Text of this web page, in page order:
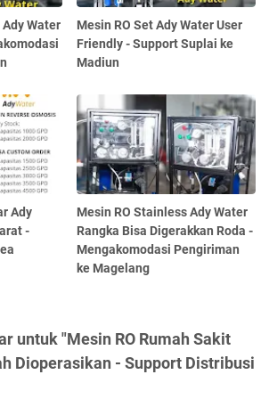
Ady Water
Mesin RO Set Ady Water User
Friendly - Support Suplai ke
Madiun
Ady
-
Mesin RO Stainless Ady Water
Rangka Bisa Digerakkan Roda -
Mengakomodasi Pengiriman
ke Magelang
untuk "Mesin RO Rumah Sakit
Dioperasikan - Support Distribusi